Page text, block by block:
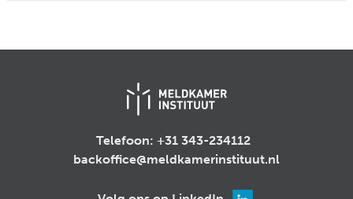
Telefoon: +31 343-234112
backoffice@meldkamerinstituut.nl